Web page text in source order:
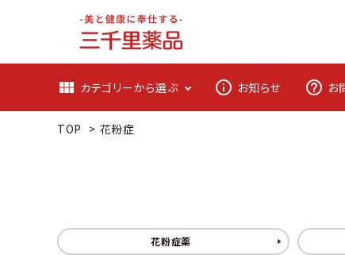
view_module カテゴリーから選ぶ info_outline お知らせ help_outline お
TOP > 花粉症
花粉症薬